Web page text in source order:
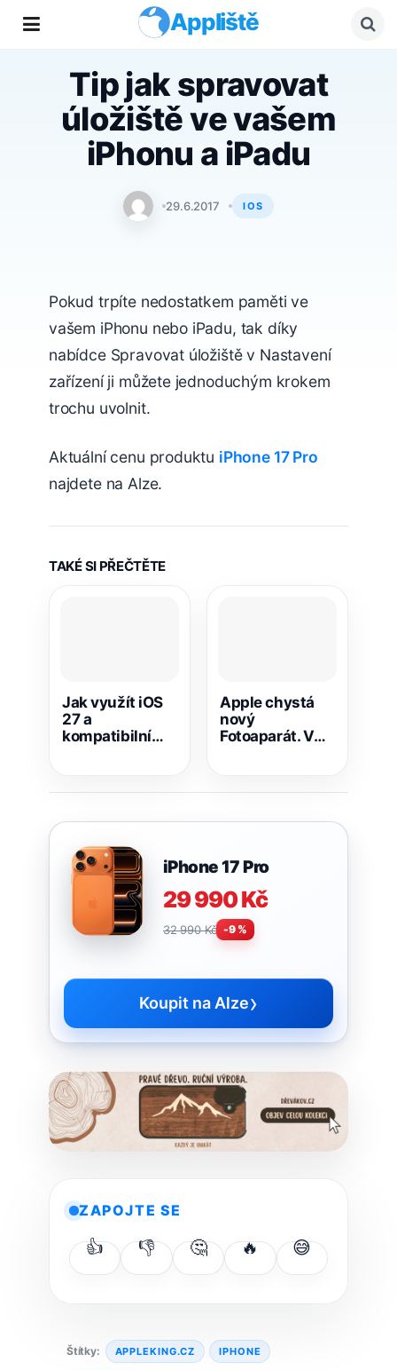
Appliště
Tip jak spravovat
úložiště ve vašem
iPhonu a iPadu
AppleKing.cz
29.6.2017 IOS
Pokud trpíte nedostatkem paměti ve
vašem iPhonu nebo iPadu, tak díky
nabídce Spravovat úložiště v Nastavení
zařízení ji můžete jednoduchým krokem
trochu uvolnit.
Aktuální cenu produktu iPhone 17 Pro
najdete na Alze.
TAKÉ SI PŘEČTĚTE
Jak využít iOS
27 a
kompatibilní
triky
Apple chystá
nový
Fotoaparát. V
iPhone 17 Pro
29 990 Kč
32 990 Kč -9 %
Koupit na Alze›
ZAPOJTE SE
👍 👎 🤔 🔥 😅
Štítky: APPLEKING.CZ IPHONE